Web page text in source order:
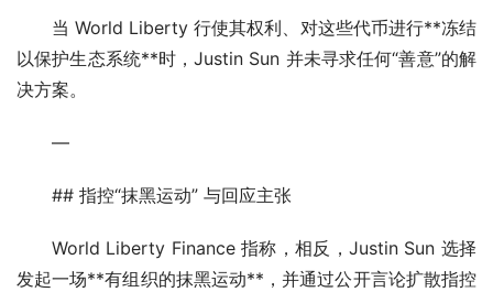
当 World Liberty 行使其权利、对这些代币进行**冻结
以保护生态系统**时，Justin Sun 并未寻求任何“善意”的解
决方案。
—
## 指控“抹黑运动” 与回应主张
World Liberty Finance 指称，相反，Justin Sun 选择
发起一场**有组织的抹黑运动**，并通过公开言论扩散指控